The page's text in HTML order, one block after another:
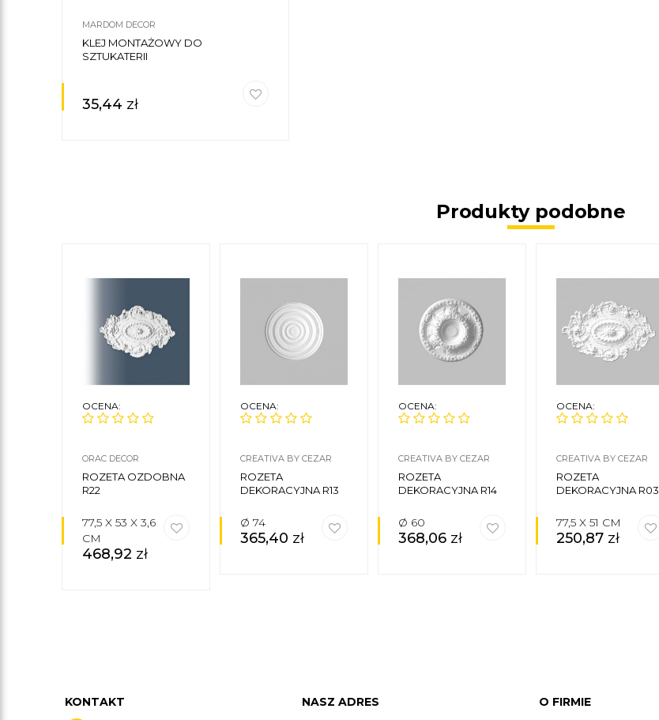
MARDOM DECOR
KLEJ MONTAŻOWY DO
SZTUKATERII
35,44 zł
Produkty podobne
OCENA:
ORAC DECOR
ROZETA OZDOBNA
R22
77,5 X 53 X 3,6
CM
468,92 zł
OCENA:
CREATIVA BY CEZAR
ROZETA
DEKORACYJNA R13
Ø 74
365,40 zł
OCENA:
CREATIVA BY CEZAR
ROZETA
DEKORACYJNA R14
Ø 60
368,06 zł
OCENA:
CREATIVA BY CEZAR
ROZETA
DEKORACYJNA R03
77,5 X 51 CM
250,87 zł
KONTAKT NASZ ADRES O FIRMIE